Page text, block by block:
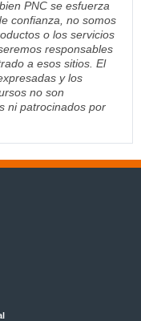
PNC se esfuerza
confianza, no somos
o los servicios
responsables
a esos sitios. El
y los
no son
ni patrocinados por